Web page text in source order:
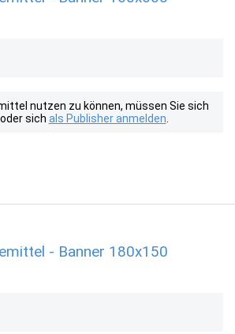
nutzen zu können, müssen Sie sich
sich als Publisher anmelden
- Banner 180x150